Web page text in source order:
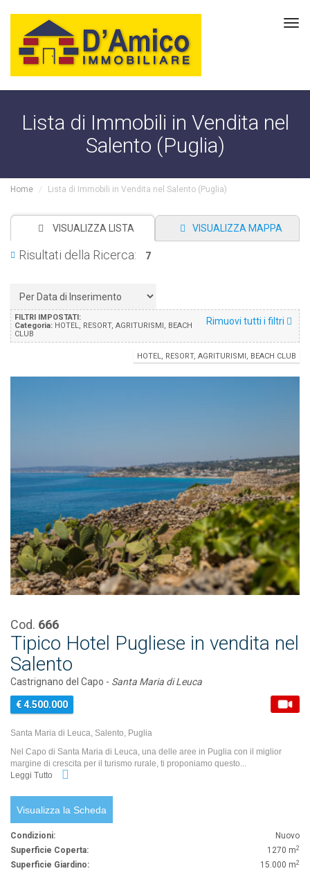
Lista di Immobili in Vendita nel
Salento (Puglia)
Home Lista di Immobili in Vendita nel Salento (Puglia)
VISUALIZZA LISTA VISUALIZZA MAPPA
Risultati della Ricerca: 7
Rimuovi tutti i filtri
FILTRI IMPOSTATI:
Categoria: HOTEL, RESORT, AGRITURISMI, BEACH
CLUB
HOTEL, RESORT, AGRITURISMI, BEACH CLUB
Cod. 666
Tipico Hotel Pugliese in vendita nel
Salento
Castrignano del Capo - Santa Maria di Leuca
€ 4.500.000
Santa Maria di Leuca, Salento, Puglia
Nel Capo di Santa Maria di Leuca, una delle aree in Puglia con il miglior
margine di crescita per il turismo rurale, ti proponiamo questo...
Leggi Tutto
Visualizza la Scheda
Condizioni:
Nuovo
Superficie Coperta:
1270 m2
Superficie Giardino: 15.000 m2